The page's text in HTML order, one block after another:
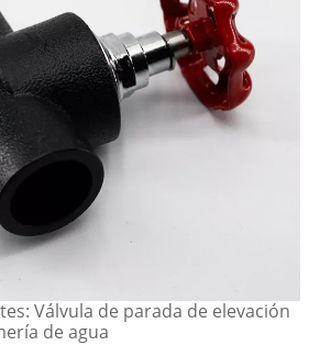
Válvula de parada de elevación
de agua